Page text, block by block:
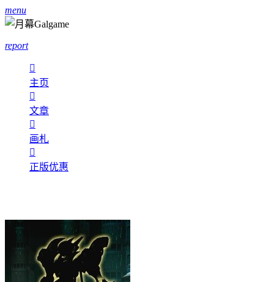
menu
report

主页

文章

画札

正版优惠